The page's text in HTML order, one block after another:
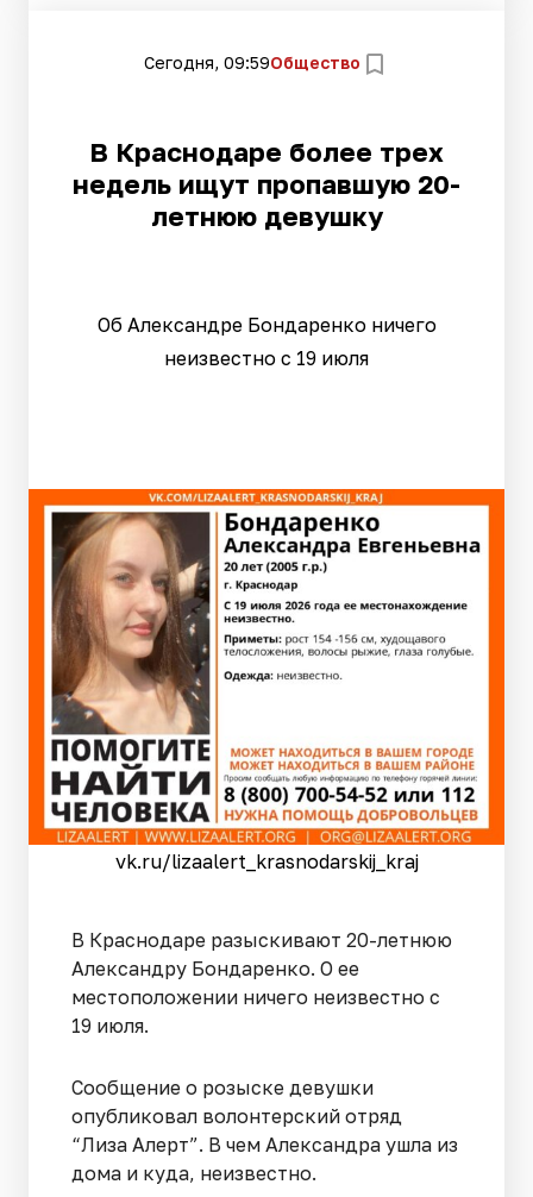
Сегодня, 09:59Общество
В Краснодаре более трех
недель ищут пропавшую 20-
летнюю девушку
Об Александре Бондаренко ничего
неизвестно с 19 июля
vk.ru/lizaalert_krasnodarskij_kraj
В Краснодаре разыскивают 20-летнюю
Александру Бондаренко. О ее
местоположении ничего неизвестно с
19 июля.
Сообщение о розыске девушки
опубликовал волонтерский отряд
“Лиза Алерт”. В чем Александра ушла из
дома и куда, неизвестно.